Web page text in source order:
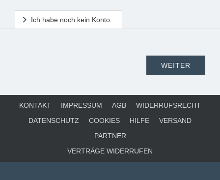
Ich habe noch kein Konto.
KONTAKT IMPRESSUM AGB
WIDERRUFSRECHT
DATENSCHUTZ
COOKIES HILFE
VERSAND
PARTNER
VERTRÄGE WIDERRUFEN